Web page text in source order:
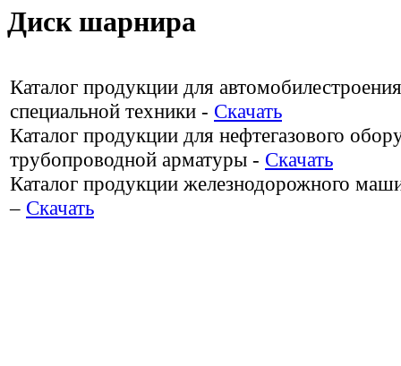
Диск шарнира
Каталог продукции для
специальной техники - Скачать
Каталог продукции для нефтегазового
трубопроводной арматуры - Скачать
Каталог продукции железнодорожного
– Скачать